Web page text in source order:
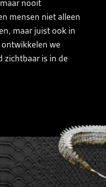
nooit
mensen niet alleen
maar juist ook in
we
zichtbaar is in de